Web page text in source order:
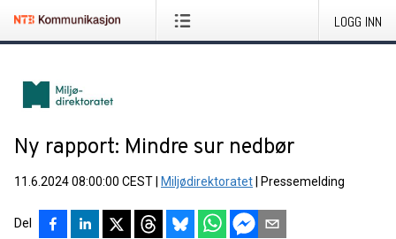
LOGG INN
Ny rapport: Mindre sur nedbør
11.6.2024 08:00:00 CEST Miljødirektoratet Pressemelding
Del